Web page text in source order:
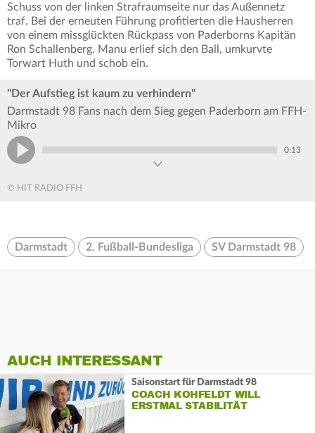
Schuss von der linken Strafraumseite nur das Außennetz
traf. Bei der erneuten Führung profitierten die Hausherren
von einem missglückten Rückpass von Paderborns Kapitän
Ron Schallenberg. Manu erlief sich den Ball, umkurvte
Torwart Huth und schob ein.
"Der Aufstieg ist kaum zu verhindern"
Darmstadt 98 Fans nach dem Sieg gegen Paderborn am FFH-
Mikro
0:13
© HIT RADIO FFH
Darmstadt 2. Fußball-Bundesliga SV Darmstadt 98
AUCH INTERESSANT
Saisonstart für Darmstadt 98
COACH KOHFELDT WILL
ERSTMAL STABILITÄT